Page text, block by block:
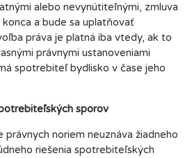
alebo nevynútiteľnými, zmluva
a bude sa uplatňovať
práva je platná iba vtedy, ak to
právnymi ustanoveniami
spotrebiteľ bydlisko v čase jeho
sporov
noriem neuznáva žiadneho
riešenia spotrebiteľských